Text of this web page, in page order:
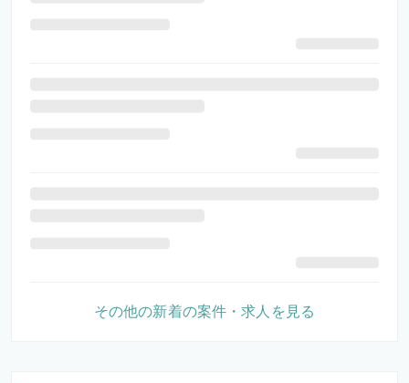
その他の新着の案件・求人を見る